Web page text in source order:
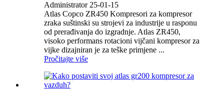
Administrator 25-01-15
Atlas Copco ZR450 Kompresori za kompresor
zraka suštinski su strojevi za industrije u rasponu
od prerađivanja do izgradnje. Atlas ZR450,
visoko performans rotacioni vijčani kompresor za
vijke dizajniran je za teške primjene ...
Pročitajte više